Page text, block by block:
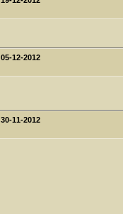
05-12-2012
30-11-2012